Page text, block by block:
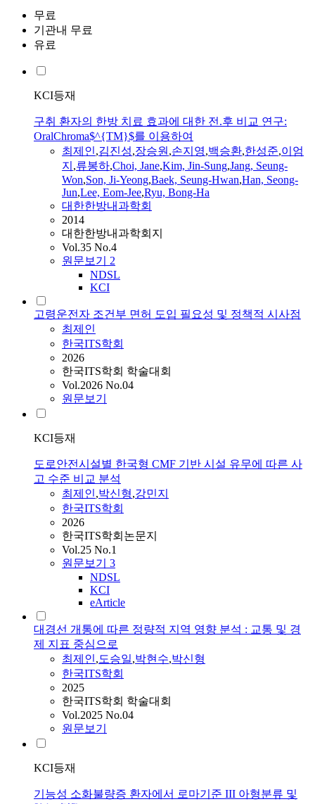
무료
기관내 무료
유료
KCI등재
구취 환자의 한방 치료 효과에 대한 전.후 비교 연구:
OralChroma$^{TM}$를 이용하여
최제인,김진성,장승원,손지영,백승환,한성준,이엄
지 ,류봉하,Choi, Jane,Kim, Jin-Sung,Jang, Seung-
Won,Son, Ji-Yeong,Baek, Seung-Hwan,Han, Seong-
Jun,Lee, Eom-Jee,Ryu, Bong-Ha
대한한방내과학회
2014
대한한방내과학회지
Vol.35 No.4
원문보기 2
NDSL
KCI
고령운전자 조건부 면허 도입 필요성 및 정책적 시사점
최제인
한국ITS학회
2026
한국ITS학회 학술대회
Vol.2026 No.04
원문보기
KCI등재
도로안전시설별 한국형 CMF 기반 시설 유무에 따른 사
고 수준 비교 분석
최제인,박신형,강민지
한국ITS학회
2026
한국ITS학회논문지
Vol.25 No.1
원문보기 3
NDSL
KCI
eArticle
대경선 개통에 따른 정량적 지역 영향 분석 : 교통 및 경
제 지표 중심으로
최제인,도승일,박현수,박신형
한국ITS학회
2025
한국ITS학회 학술대회
Vol.2025 No.04
원문보기
KCI등재
기능성 소화불량증 환자에서 로마기준 III 아형분류 및